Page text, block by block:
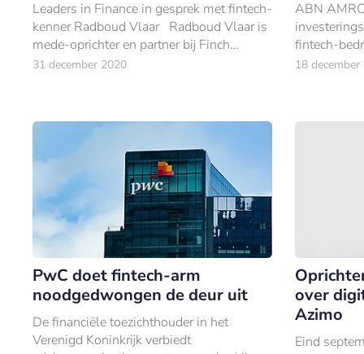
Leaders in Finance in gesprek met fintech-
kenner Radboud Vlaar Radboud Vlaar is
mede-oprichter en partner bij Finch
Capital, een een bedrijf dat geld ophaalt
31 december 2020
ABN
fintech-
€150
18
PwC doet fintech-arm
noodgedwongen de deur uit
De financiële toezichthouder in het
Verenigd Koninkrijk verbiedt
over
Azimo
Eind